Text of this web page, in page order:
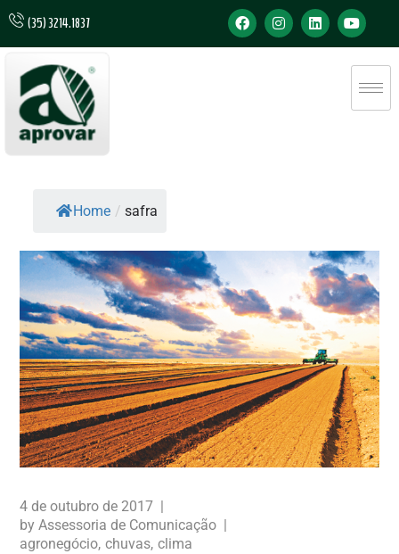
(35) 3214.1837
Home / safra
4 de outubro de 2017
byAssessoria de Comunicação
agronegócio chuvas clima